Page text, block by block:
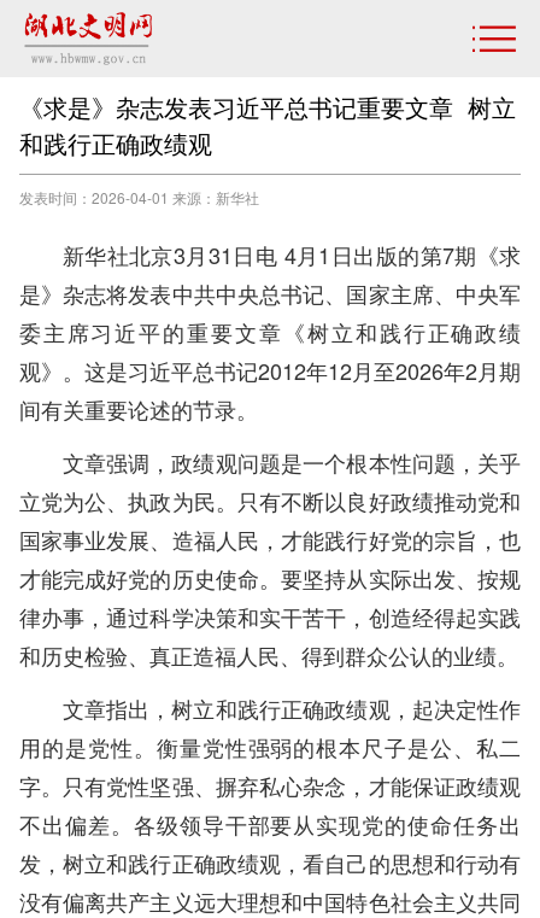
《求是》杂志发表习近平总书记重要文章 树立
和践行正确政绩观
发表时间：2026-04-01 来源：新华社
新华社北京3月31日电 4月1日出版的第7期《求
是》杂志将发表中共中央总书记、国家主席、中央军
委主席习近平的重要文章《树立和践行正确政绩
观》。这是习近平总书记2012年12月至2026年2月期
间有关重要论述的节录。
文章强调，政绩观问题是一个根本性问题，关乎
立党为公、执政为民。只有不断以良好政绩推动党和
国家事业发展、造福人民，才能践行好党的宗旨，也
才能完成好党的历史使命。要坚持从实际出发、按规
律办事，通过科学决策和实干苦干，创造经得起实践
和历史检验、真正造福人民、得到群众公认的业绩。
文章指出，树立和践行正确政绩观，起决定性作
用的是党性。衡量党性强弱的根本尺子是公、私二
字。只有党性坚强、摒弃私心杂念，才能保证政绩观
不出偏差。各级领导干部要从实现党的使命任务出
发，树立和践行正确政绩观，看自己的思想和行动有
没有偏离共产主义远大理想和中国特色社会主义共同